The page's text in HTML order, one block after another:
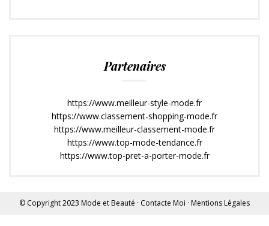
Partenaires
https://www.meilleur-style-mode.fr
https://www.classement-shopping-mode.fr
https://www.meilleur-classement-mode.fr
https://www.top-mode-tendance.fr
https://www.top-pret-a-porter-mode.fr
© Copyright 2023 Mode et Beauté · Contacte Moi · Mentions Légales